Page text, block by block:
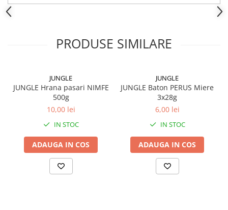
PRODUSE SIMILARE
JUNGLE
JUNGLE Hrana pasari NIMFE
500g
10,00 lei
IN STOC
ADAUGA IN COS
JUNGLE
JUNGLE Baton PERUS Miere
3x28g
6,00 lei
IN STOC
ADAUGA IN COS